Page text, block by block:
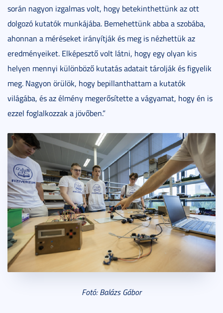
során nagyon izgalmas volt, hogy betekinthettünk az ott
dolgozó kutatók munkájába. Bemehettünk abba a szobába,
ahonnan a méréseket irányítják és meg is nézhettük az
eredményeiket. Elképesztő volt látni, hogy egy olyan kis
helyen mennyi különböző kutatás adatait tárolják és figyelik
meg. Nagyon örülök, hogy bepillanthattam a kutatók
világába, és az élmény megerősítette a vágyamat, hogy én is
ezzel foglalkozzak a jövőben.”
Fotó: Balázs Gábor